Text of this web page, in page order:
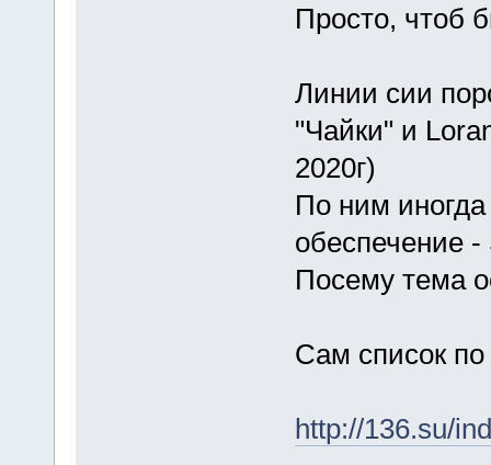
Просто, чтоб
Линии сии
"Чайки" и
2020г)
По ним
обеспечение
Посему тема
Сам список
http://136.su/